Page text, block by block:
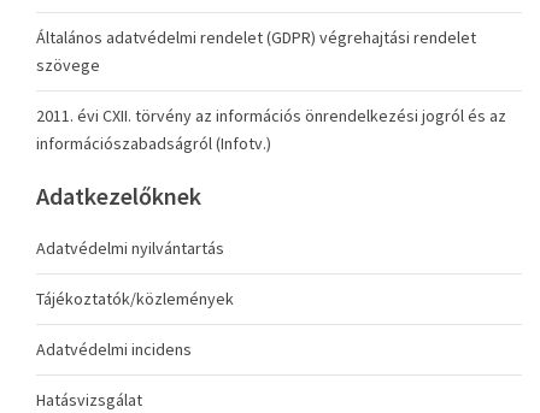
Általános adatvédelmi rendelet (GDPR) végrehajtási rendelet
szövege
2011. évi CXII. törvény az információs önrendelkezési jogról és az
információszabadságról (Infotv.)
Adatkezelőknek
Adatvédelmi nyilvántartás
Tájékoztatók/közlemények
Adatvédelmi incidens
Hatásvizsgálat